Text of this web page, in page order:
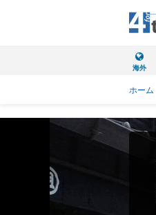
海外
ホーム